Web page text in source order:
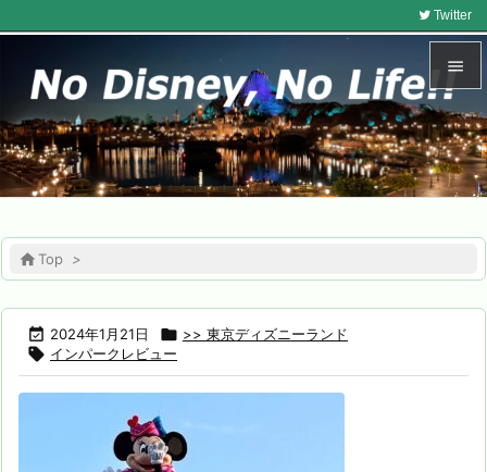


メニュ

サイド

Twitter
Top >
 2024年1月21日  >> 東京ディズニーランド
 インパークレビュー